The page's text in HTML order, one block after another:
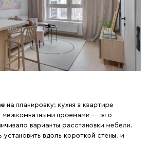
на планировку: кухня в квартире
межкомнатными проемами — это
варианты расстановки мебели.
установить вдоль короткой стены, и